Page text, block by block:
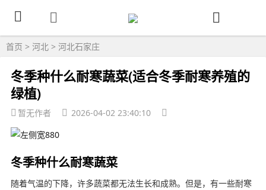
首页 > 河北 > 河北石家庄
冬季种什么耐寒蔬菜(适合冬季耐寒养殖的
绿植)
暂无作者 2026-04-02 23:40:10
冬季种什么耐寒蔬菜
随着气温的下降，许多蔬菜都无法生长和成熟。但是，有一些耐寒